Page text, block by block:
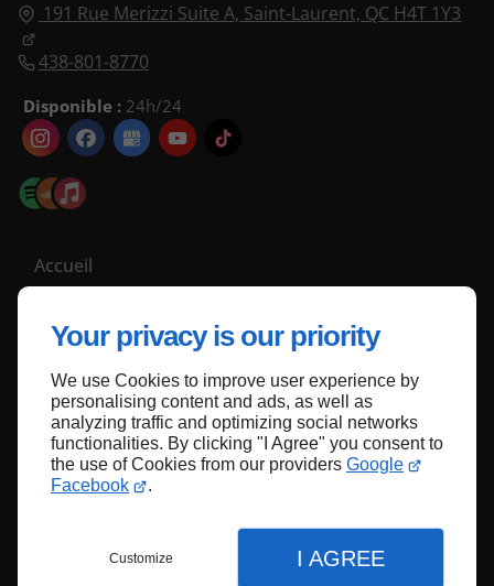
Your privacy is our priority
We use Cookies to improve user experience by
personalising content and ads, as well as
analyzing traffic and optimizing social networks
functionalities. By clicking "I Agree" you consent to
the use of Cookies from our providers Google
Facebook
.
Customize I AGREE
191 Rue Merizzi Suite A, Saint-Laurent, QC H4T 1Y3
438-801-8770
Disponible :24h/24
Accueil
Politique de confidentialité
Plan du site
Haut de page